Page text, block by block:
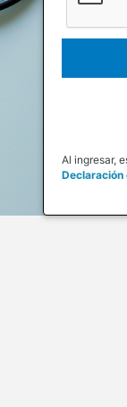
Al ingresar,